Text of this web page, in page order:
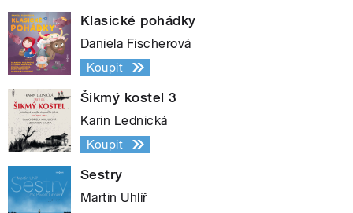
Klasické pohádky
Daniela Fischerová
Koupit
Šikmý kostel 3
Karin Lednická
Koupit
Sestry
Martin Uhlíř